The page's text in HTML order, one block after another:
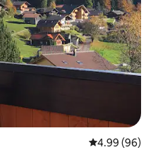
平均评分 4.99
4.99 (96)